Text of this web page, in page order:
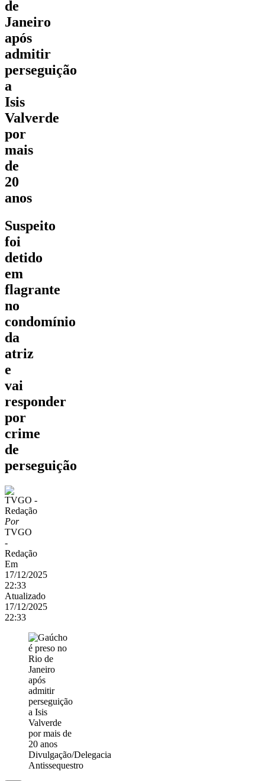
de
Janeiro
após
admitir
perseguição
a
Isis
Valverde
por
mais
de
20
anos
Suspeito
foi
detido
em
flagrante
no
condomínio
da
atriz
e
vai
responder
por
crime
de
perseguição
Por
TVGO
-
Redação
Em
17/12/2025
22:33
Atualizado
17/12/2025
22:33
Divulgação/Delegacia
Antissequestro